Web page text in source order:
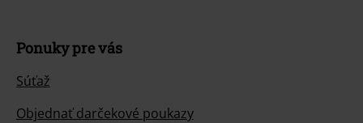
Ponuky pre vás
Súťaž
Objednať darčekové poukazy